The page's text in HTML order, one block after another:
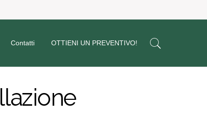
Contatti OTTIENI UN PREVENTIVO!